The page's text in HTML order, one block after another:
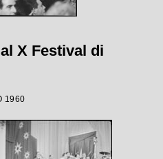
X Festival di
1960